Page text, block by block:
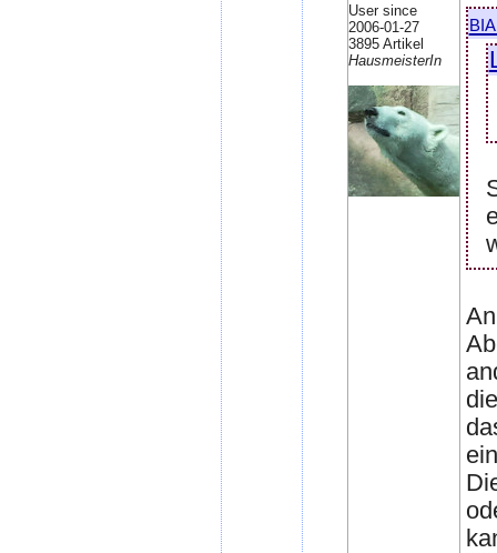
User since
2006-01-27
3895 Artikel
HausmeisterIn